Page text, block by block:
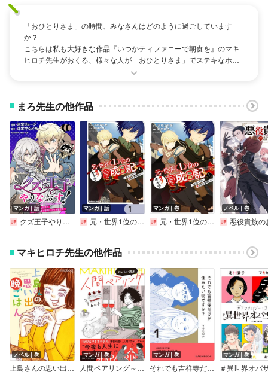
「おひとりさま」の時間、みなさんはどのように過ごしています
か？
こちらは私も大好きな作品『いつかティファニーで朝食を』のマキ
ヒロチ先生がおくる、様々な人が「おひとりさま」でステキなホテ
ルに泊まる日常を描いた作品です。
の時間をとても大切にしています。会社の同僚たちもホテルに対し
れど、そんな時こそ1人の時間。
自分にちょっと贅沢をしてホテルでゆっくり過ごすのもいいなぁー
と思う1冊です！実際に存在するホテルなので宿泊の時間を具体的に
想像できるのはもちろんのこと、泊まることもできます。
これからも様々なホテルが登場すると思うととっても楽しみです。
私も「おひとりさま」で作品に出てきたホテルに予約してみたいな
～と思います！
（編集：野田｜作成日：2023/3/22）
まろ先生の他作品
マンガ｜話
クズ王子やりなおす！ ～ざまぁされて死んだけど、今度は筋書きブチ壊して生き延びる～
マンガ｜話
元・世界1位のサブキャラ育成日記 ～廃プレイヤー、異世界を攻略中！～【分冊版】
マンガ｜巻
元・世界1位のサブキャラ育成日記 ～廃プレイヤー、異世界を攻略中！～
ノベル｜巻
悪役貴族のお
マキヒロチ先生の他作品
ノベル｜巻
上島さんの思い出晩ごはん
マンガ｜巻
人間ペアリング～おいしい週末～
マンガ｜巻
それでも吉祥寺だけが住みたい街ですか?
マンガ｜巻